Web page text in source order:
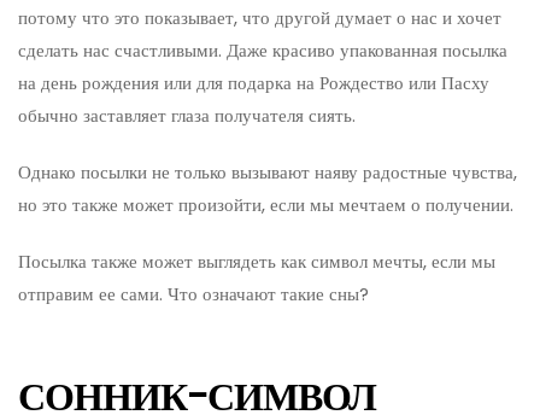
потому что это показывает, что другой думает о нас и хочет
сделать нас счастливыми. Даже красиво упакованная посылка
на день рождения или для подарка на Рождество или Пасху
обычно заставляет глаза получателя сиять.
Однако посылки не только вызывают наяву радостные чувства,
но это также может произойти, если мы мечтаем о получении.
Посылка также может выглядеть как символ мечты, если мы
отправим ее сами. Что означают такие сны?
СОННИК-СИМВОЛ